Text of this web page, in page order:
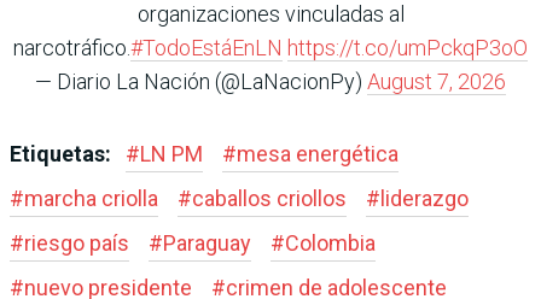
organizaciones vinculadas al
narcotráfico.#TodoEstáEnLN https://t.co/umPckqP3oO
— Diario La Nación (@LaNacionPy) August 7, 2026
Etiquetas: #LN PM #mesa energética
#marcha criolla #caballos criollos # liderazgo
#riesgo país #Paraguay #Colombia
#nuevo presidente #crimen de adolescente